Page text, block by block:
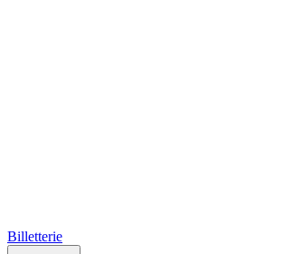
Billetterie